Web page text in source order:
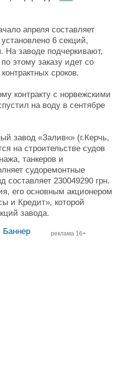
Флот
Галерея флота
Форум
Все службы
апреля составляет
6 секций,
заводе подчеркивают,
этому заказу идет со
сроков.
контракту с норвежскими
на воду в сентябре
завод «Залив«» (г.Керчь,
на строительстве судов
танкеров и
судоремонтные
230049290 грн.
его основным акционером
и Кредит», которой
завода.
реклама 16+